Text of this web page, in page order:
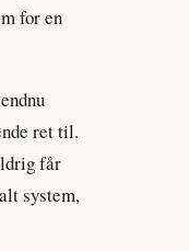
for en
ret til.
får
system,